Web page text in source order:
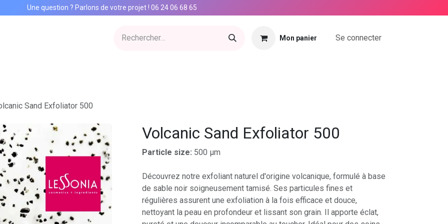
Une question ? Parlons de votre projet! 06 24 06 68 65
Mon panier Se connecter
Sand Exfoliator 500
Volcanic Sand Exfoliator 500
Particle size: 500 µm
Découvrez notre exfoliant naturel d'origine volcanique, formulé à base
de sable noir soigneusement tamisé. Ses particules fines et
régulières assurent une exfoliation à la fois efficace et douce,
nettoyant la peau en profondeur et lissant son grain. Il apporte éclat,